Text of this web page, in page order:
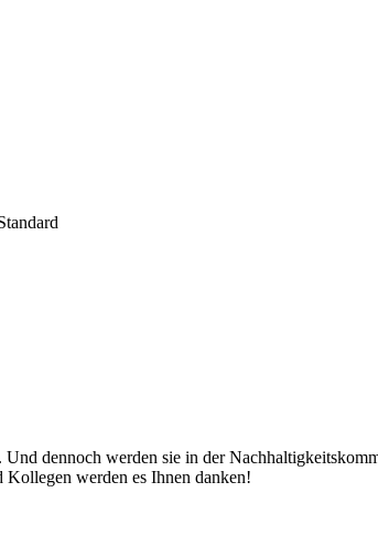
dennoch werden sie in der
werden es Ihnen danken!